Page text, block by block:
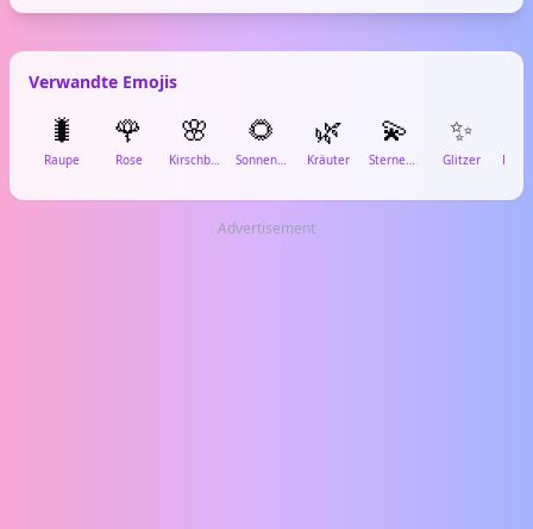
Verwandte Emojis
🐛
Raupe
🌹
Rose
🌸
Kirschblüte
🌻
Sonnenblume
🌿
Kräuter
💫
Sternenstaub
✨
Glitzer
Advertisement